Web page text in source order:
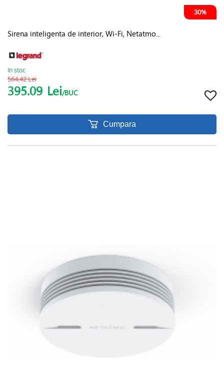
30%
Sirena inteligenta de interior, Wi-Fi, Netatmo...
In stoc
564.42 Lei
395.09 Lei/BUC
Cumpara